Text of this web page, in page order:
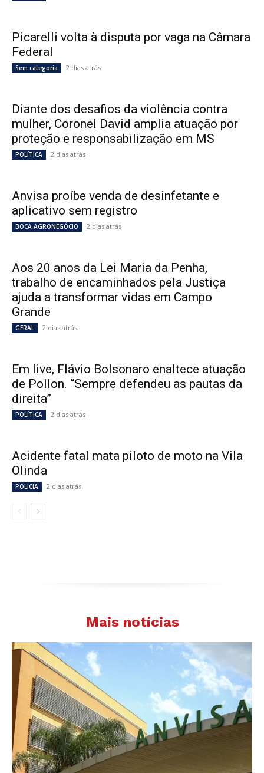
Picarelli volta à disputa por vaga na Câmara
Federal
Sem categoria 2 dias atrás
Diante dos desafios da violência contra
mulher, Coronel David amplia atuação por
proteção e responsabilização em MS
POLÍTICA 2 dias atrás
Anvisa proíbe venda de desinfetante e
aplicativo sem registro
BOCA AGRONEGÓCIO 2 dias atrás
Aos 20 anos da Lei Maria da Penha,
trabalho de encaminhados pela Justiça
ajuda a transformar vidas em Campo
Grande
GERAL 2 dias atrás
Em live, Flávio Bolsonaro enaltece atuação
de Pollon. “Sempre defendeu as pautas da
direita”
POLÍTICA 2 dias atrás
Acidente fatal mata piloto de moto na Vila
Olinda
POLÍCIA 2 dias atrás
Mais notícias